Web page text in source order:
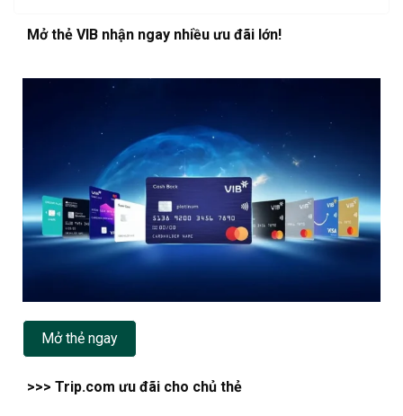
Mở thẻ VIB nhận ngay nhiều ưu đãi lớn!
Mở thẻ ngay
>>> Trip.com ưu đãi cho chủ thẻ